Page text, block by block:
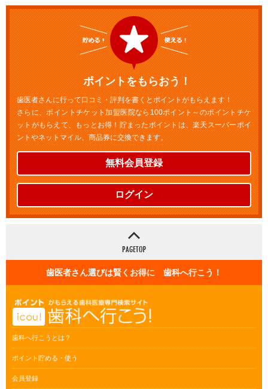
ポイントをもらおう！
歯医者さんに行って口コミ・評判を書くとポイントがもらえます！
さらに、ポイントチケット加盟医院なら100ポイント～のポイントチケ
ットがもらえて、もっとお得！貯まったポイントは、楽天スーパーポイ
ントやネットマイル、商品券に交換できます。
無料会員登録
ログイン
歯医者さん選びは賢くお得に 歯科へ行こう！
歯科へ行こうとは？
ポイント貯める・使う
会員登録